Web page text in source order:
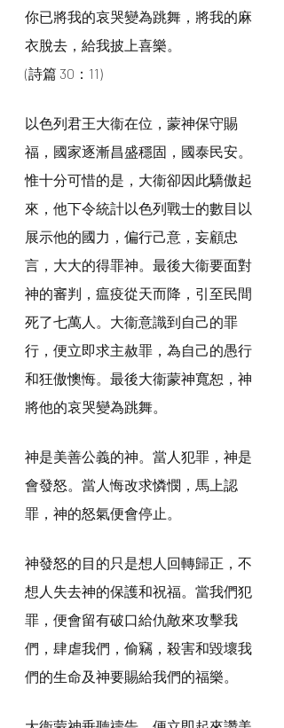
你已將我的哀哭變為跳舞，將我的麻
衣脫去，給我披上喜樂。
(詩篇 30：11)
以色列君王大衞在位，蒙神保守賜
福，國家逐漸昌盛穩固，國泰民安。
惟十分可惜的是，大衞卻因此驕傲起
來，他下令統計以色列戰士的數目以
展示他的國力，偏行己意，妄顧忠
言，大大的得罪神。最後大衞要面對
神的審判，瘟疫從天而降，引至民間
死了七萬人。大衞意識到自己的罪
行，便立即求主赦罪，為自己的愚行
和狂傲懊悔。最後大衞蒙神寬恕，神
將他的哀哭變為跳舞。
神是美善公義的神。當人犯罪，神是
會發怒。當人悔改求憐憫，馬上認
罪，神的怒氣便會停止。
神發怒的目的只是想人回轉歸正，不
想人失去神的保護和祝福。當我們犯
罪，便會留有破口給仇敵來攻擊我
們，肆虐我們，偷竊，殺害和毀壞我
們的生命及神要賜給我們的福樂。